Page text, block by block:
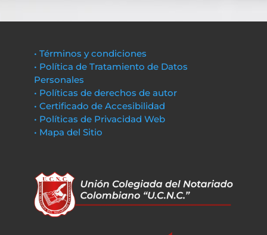
• Términos y condiciones
• Política de Tratamiento de Datos
Personales
• Políticas de derechos de autor
• Certificado de Accesibilidad
• Políticas de Privacidad Web
• Mapa del Sitio